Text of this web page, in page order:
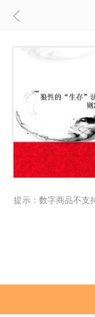
提示：数字商品不支